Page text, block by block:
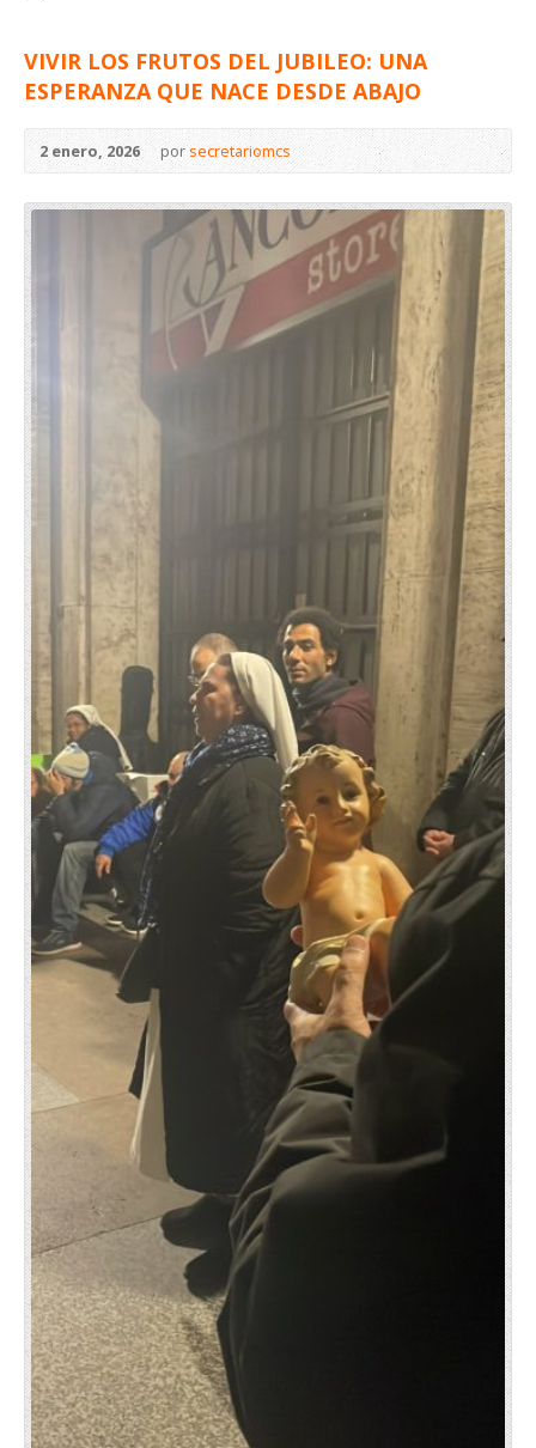
VIVIR LOS FRUTOS DEL JUBILEO: UNA
ESPERANZA QUE NACE DESDE ABAJO
2 enero, 2026 porsecretariomcs